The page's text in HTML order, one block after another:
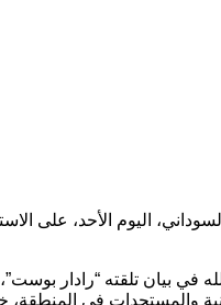
اليوم الأحد، على
في بيان تلقته “رادار
في المنطقة،